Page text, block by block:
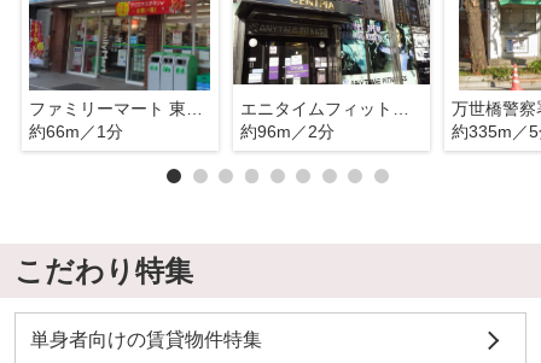
約66m／1分
約96m／2分
約335m／
こだわり特集
単身者向けの賃貸物件特集